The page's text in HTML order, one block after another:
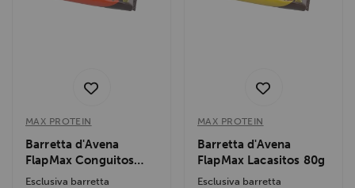
MAX PROTEIN
Barretta d'Avena
FlapMax Conguitos
80g
Esclusiva barretta
MAX PROTEIN
Barretta d'Avena
FlapMax Lacasitos 80g
Esclusiva barretta